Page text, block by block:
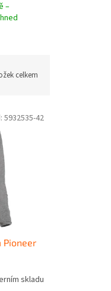
–
celkem
Pioneer
skladu
5932535-42